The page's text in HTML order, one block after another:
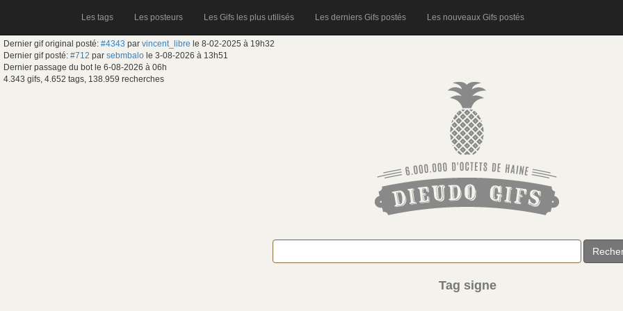
Les tags Les posteurs Les Gifs les plus utilisés Les derniers Gifs postés Les nouveaux Gifs postés
Dernier gif original posté: #4343 par vincent_libre le 8-02-2025 à 19h32
Dernier gif posté: #712 par sebmbalo le 3-08-2026 à 13h51
Dernier passage du bot le 6-08-2026 à 06h
4.343 gifs, 4.652 tags, 138.959 recherches
Tag signe